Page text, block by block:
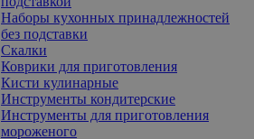
Наборы кухонных принадлежностей
без подставки
Скалки
Коврики для приготовления
Кисти кулинарные
Инструменты кондитерские
Инструменты для приготовления
мороженого